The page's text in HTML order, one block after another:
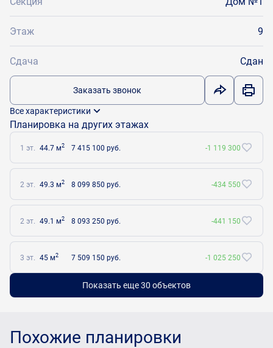
Этаж 9
Сдача Сдан
Заказать звонок
Все характеристики
Планировка на других этажах
1 эт. 44.7 м2 7 415 100 руб. -1 119 300
2 эт. 49.3 м2 8 099 850 руб. -434 550
2 эт. 49.1 м2 8 093 250 руб. -441 150
3 эт. 45 м2 7 509 150 руб. -1 025 250
Показать еще 30 объектов
Похожие планировки